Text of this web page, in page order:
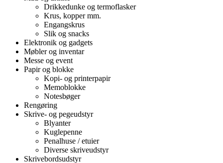
Drikkedunke og termoflasker
Krus, kopper mm.
Engangskrus
Slik og snacks
Elektronik og gadgets
Møbler og inventar
Messe og event
Papir og blokke
Kopi- og printerpapir
Memoblokke
Notesbøger
Rengøring
Skrive- og pegeudstyr
Blyanter
Kuglepenne
Penalhuse / etuier
Diverse skriveudstyr
Skrivebordsudstyr